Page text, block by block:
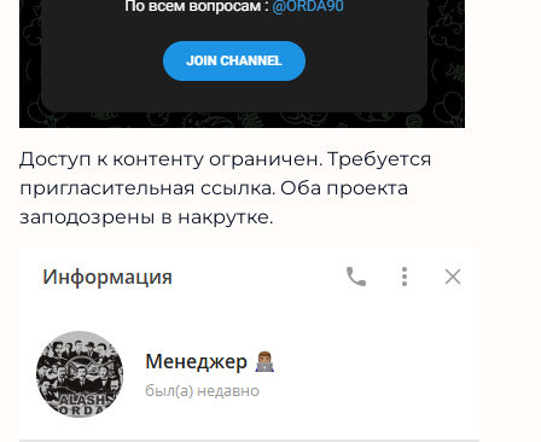
Доступ к контенту ограничен. Требуется
пригласительная ссылка. Оба проекта
заподозрены в накрутке.